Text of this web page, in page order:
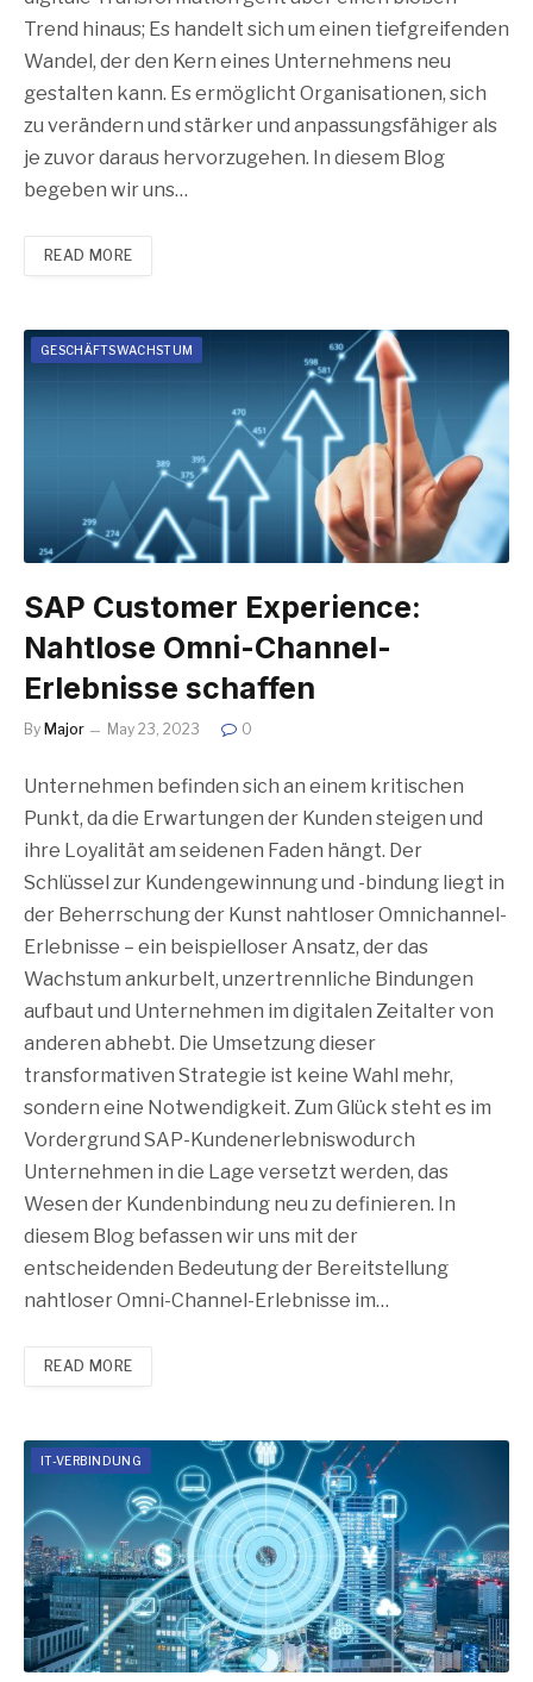
Trend hinaus; Es handelt sich um einen tiefgreifenden
Wandel, der den Kern eines Unternehmens neu
gestalten kann. Es ermöglicht Organisationen, sich
zu verändern und stärker und anpassungsfähiger als
je zuvor daraus hervorzugehen. In diesem Blog
begeben wir uns…
READ MORE
GESCHÄFTSWACHSTUM
SAP Customer Experience:
Nahtlose Omni-Channel-
Erlebnisse schaffen
By Major May 23, 2023 0
Unternehmen befinden sich an einem kritischen
Punkt, da die Erwartungen der Kunden steigen und
ihre Loyalität am seidenen Faden hängt. Der
Schlüssel zur Kundengewinnung und -bindung liegt in
der Beherrschung der Kunst nahtloser Omnichannel-
Erlebnisse – ein beispielloser Ansatz, der das
Wachstum ankurbelt, unzertrennliche Bindungen
aufbaut und Unternehmen im digitalen Zeitalter von
anderen abhebt. Die Umsetzung dieser
transformativen Strategie ist keine Wahl mehr,
sondern eine Notwendigkeit. Zum Glück steht es im
Vordergrund SAP-Kundenerlebniswodurch
Unternehmen in die Lage versetzt werden, das
Wesen der Kundenbindung neu zu definieren. In
diesem Blog befassen wir uns mit der
entscheidenden Bedeutung der Bereitstellung
nahtloser Omni-Channel-Erlebnisse im…
READ MORE
IT-VERBINDUNG